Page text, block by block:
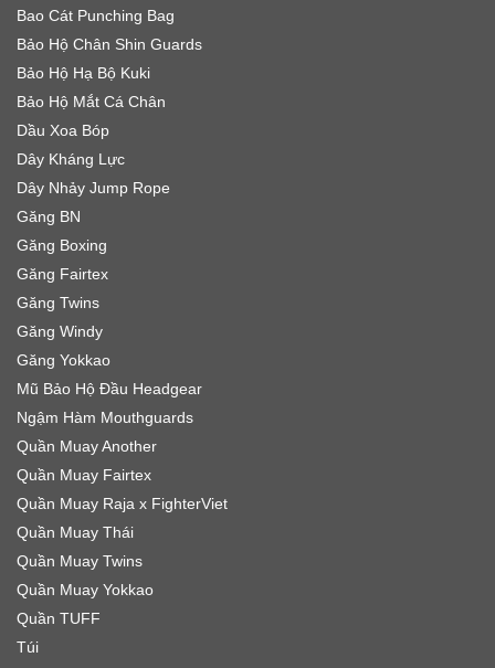
Bao Cát Punching Bag
Bảo Hộ Chân Shin Guards
Bảo Hộ Hạ Bộ Kuki
Bảo Hộ Mắt Cá Chân
Dầu Xoa Bóp
Dây Kháng Lực
Dây Nhảy Jump Rope
Găng BN
Găng Boxing
Găng Fairtex
Găng Twins
Găng Windy
Găng Yokkao
Mũ Bảo Hộ Đầu Headgear
Ngậm Hàm Mouthguards
Quần Muay Another
Quần Muay Fairtex
Quần Muay Raja x FighterViet
Quần Muay Thái
Quần Muay Twins
Quần Muay Yokkao
Quần TUFF
Túi